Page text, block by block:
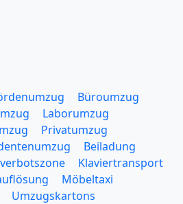
Büroumzug
Laborumzug
Privatumzug
Beiladung
Klaviertransport
Möbeltaxi
Umzugskartons